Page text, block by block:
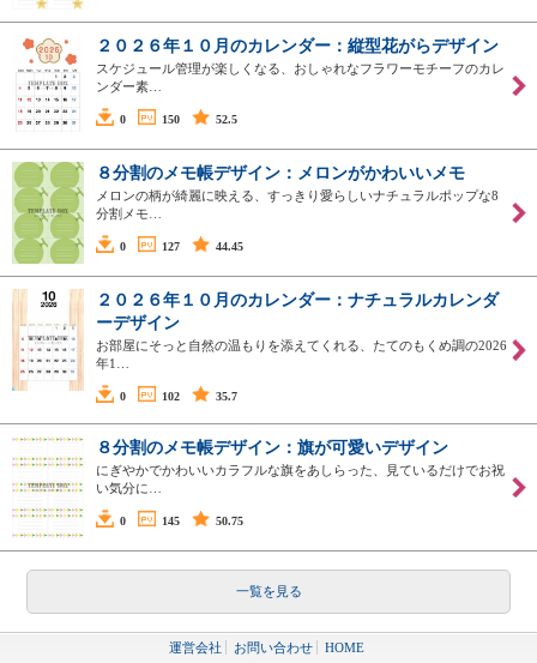
２０２６年１０月のカレンダー：縦型花がらデザイン
スケジュール管理が楽しくなる、おしゃれなフラワーモチーフのカレ
ンダー素…
0 150 52.5
８分割のメモ帳デザイン：メロンがかわいいメモ
メロンの柄が綺麗に映える、すっきり愛らしいナチュラルポップな8
分割メモ…
0 127 44.45
２０２６年１０月のカレンダー：ナチュラルカレンダ
ーデザイン
お部屋にそっと自然の温もりを添えてくれる、たてのもくめ調の2026
年1…
0 102 35.7
８分割のメモ帳デザイン：旗が可愛いデザイン
にぎやかでかわいいカラフルな旗をあしらった、見ているだけでお祝
い気分に…
0 145 50.75
一覧を見る
運営会社 お問い合わせ
HOME